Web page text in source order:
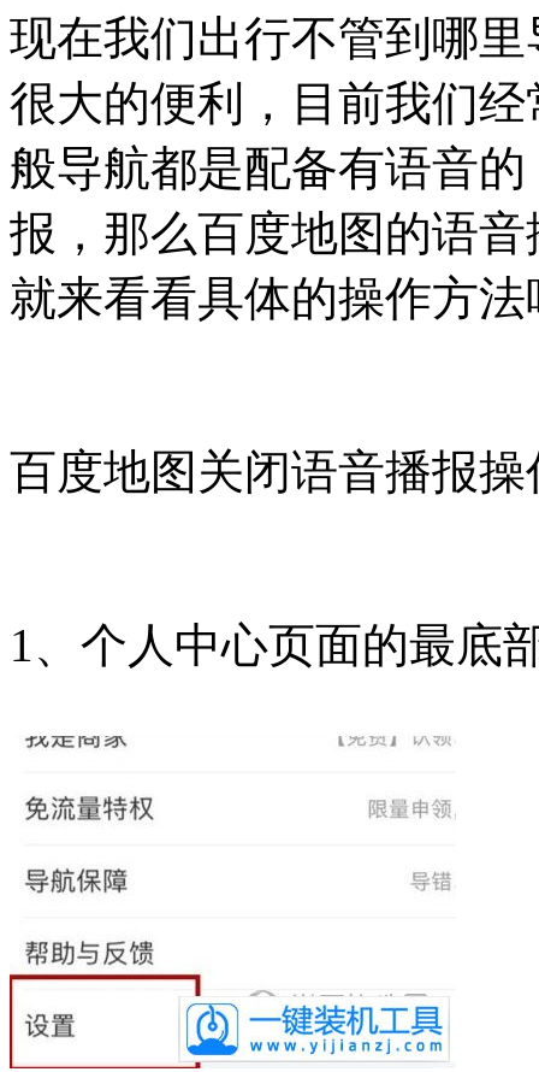
现在我们出行不管到哪
很大的便利，目前我们
般导航都是配备有语音
报，那么百度地图的语
就来看看具体的操作方法
百度地图关闭语音播报操
1、个人中心页面的最底